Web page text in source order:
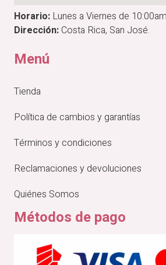
Horario: Lunes a Viernes de
Dirección:Costa Rica, San José.
Menú
Tienda
Política de cambios y garantías
Términos y condiciones
Reclamaciones y devoluciones
Quiénes Somos
Métodos de pago